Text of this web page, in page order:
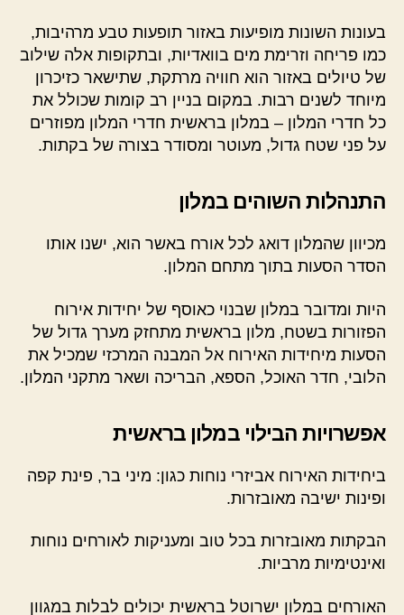
בעונות השונות מופיעות באזור תופעות טבע מרהיבות,
כמו פריחה וזרימת מים בוואדיות, ובתקופות אלה שילוב
של טיולים באזור הוא חוויה מרתקת, שתישאר כזיכרון
מיוחד לשנים רבות. במקום בניין רב קומות שכולל את
כל חדרי המלון – במלון בראשית חדרי המלון מפוזרים
על פני שטח גדול, מעוטר ומסודר בצורה של בקתות.
התנהלות השוהים במלון
מכיוון שהמלון דואג לכל אורח באשר הוא, ישנו אותו
הסדר הסעות בתוך מתחם המלון.
היות ומדובר במלון שבנוי כאוסף של יחידות אירוח
הפזורות בשטח, מלון בראשית מתחזק מערך גדול של
הסעות מיחידות האירוח אל המבנה המרכזי שמכיל את
הלובי, חדר האוכל, הספא, הבריכה ושאר מתקני המלון.
אפשרויות הבילוי במלון בראשית
ביחידות האירוח אביזרי נוחות כגון: מיני בר, פינת קפה
ופינות ישיבה מאובזרות.
הבקתות מאובזרות בכל טוב ומעניקות לאורחים נוחות
ואינטימיות מרביות.
האורחים במלון ישרוטל בראשית יכולים לבלות במגוון